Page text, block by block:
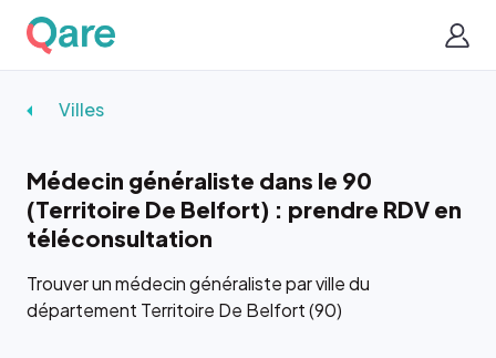
Villes
Médecin généraliste dans le 90
(Territoire De Belfort) : prendre RDV en
téléconsultation
Trouver un médecin généraliste par ville du
département Territoire De Belfort (90)